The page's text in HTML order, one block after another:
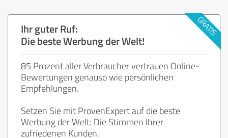
Ihr guter Ruf:
Die beste Werbung der Welt!
85 Prozent aller Verbraucher vertrauen Online-
Bewertungen genauso wie persönlichen
Empfehlungen.
Setzen Sie mit ProvenExpert auf die beste
Werbung der Welt: Die Stimmen Ihrer
zufriedenen Kunden.